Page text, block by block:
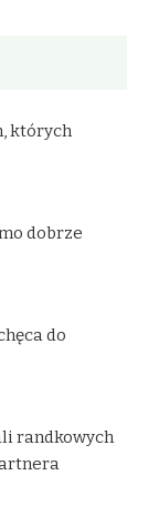
których
dobrze
do
randkowych